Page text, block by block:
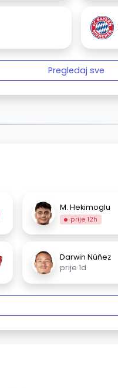
Pregledaj sve
M. Hekimoglu
prije 12h
Darwin Núñez
prije 1d